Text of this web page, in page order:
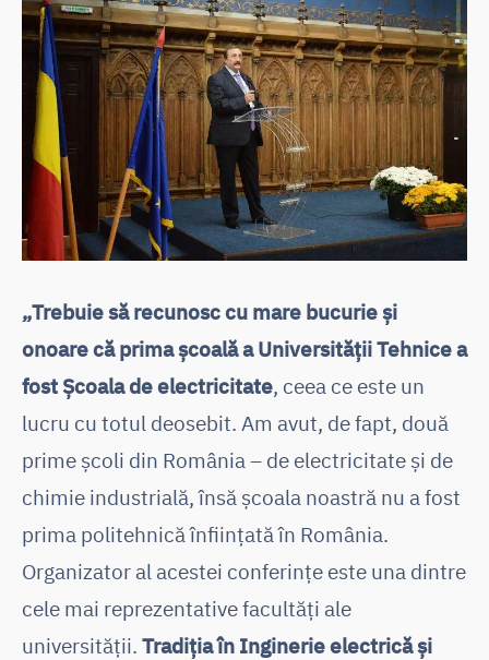
„Trebuie să recunosc cu mare bucurie și
onoare că prima școală a Universității Tehnice a
fost Școala de electricitate, ceea ce este un
lucru cu totul deosebit. Am avut, de fapt, două
prime școli din România – de electricitate și de
chimie industrială, însă școala noastră nu a fost
prima politehnică înființată în România.
Organizator al acestei conferințe este una dintre
cele mai reprezentative facultăți ale
universității. Tradiția în Inginerie electrică și